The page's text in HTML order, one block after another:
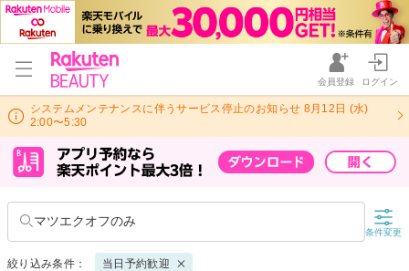
会員登録 ログイン
システムメンテナンスに伴うサービス停止のお知らせ 8月12日 (水)
2:00〜5:30
マツエクオフのみ
条件変更
絞り込み条件： 当日予約歓迎